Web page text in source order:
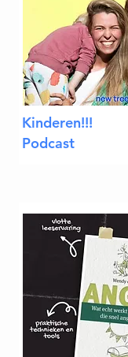
Kinderen!!!
Podcast